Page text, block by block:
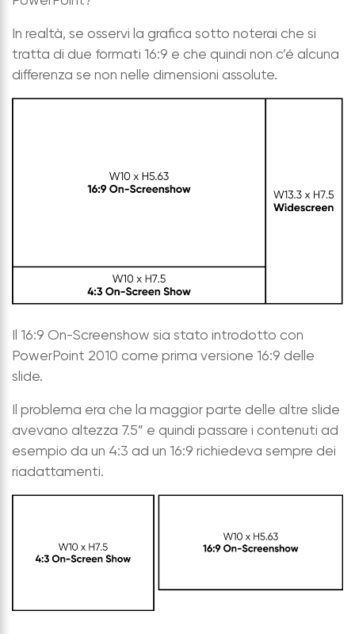
In realtà, se osservi la grafica sotto noterai che si
tratta di due formati 16:9 e che quindi non c’é alcuna
differenza se non nelle dimensioni assolute.
Il 16:9 On-Screenshow sia stato introdotto con
PowerPoint 2010 come prima versione 16:9 delle
slide.
Il problema era che la maggior parte delle altre slide
avevano altezza 7.5” e quindi passare i contenuti ad
esempio da un 4:3 ad un 16:9 richiedeva sempre dei
riadattamenti.